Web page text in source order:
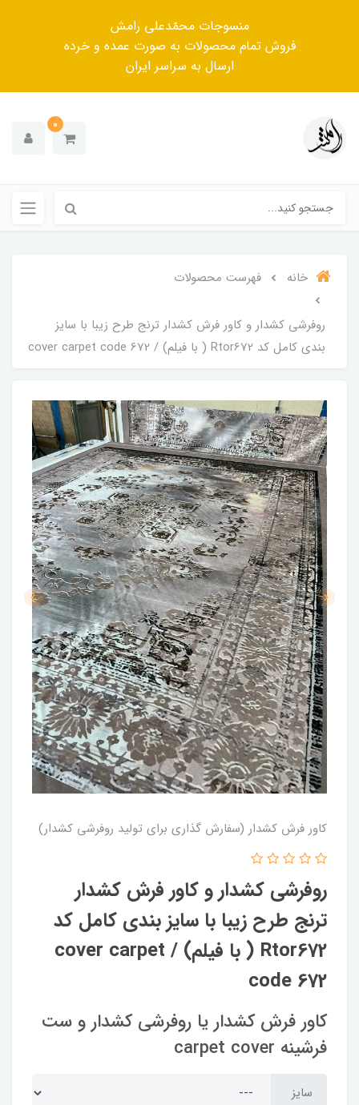
منسوجات محمّدعلی رامش
فروش تمام محصولات به صورت عمده و خرده
ارسال به سراسر ایران
0
خانه فهرست محصولات
روفرشی کشدار و کاور فرش کشدار ترنج طرح زیبا با سایز
بندی کامل کد Rtor672 ( با فیلم) / cover carpet code 672
کاور فرش کشدار (سفارش گذاری برای تولید روفرشی کشدار)
روفرشی کشدار و کاور فرش کشدار
ترنج طرح زیبا با سایز بندی کامل کد
Rtor672 ( با فیلم) / cover carpet
code 672
کاور فرش کشدار یا روفرشی کشدار و ست
فرشینه carpet cover
سایز